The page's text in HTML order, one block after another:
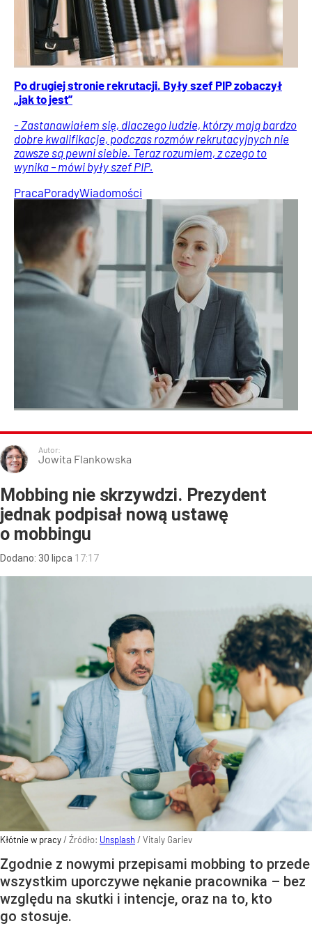
Po drugiej stronie rekrutacji. Były szef PIP zobaczył
„jak to jest”
- Zastanawiałem się, dlaczego ludzie, którzy mają bardzo
dobre kwalifikacje, podczas rozmów rekrutacyjnych nie
zawsze są pewni siebie. Teraz rozumiem, z czego to
wynika – mówi były szef PIP.
PracaPoradyWiadomości
Autor:
Jowita Flankowska
Mobbing nie skrzywdzi. Prezydent
jednak podpisał nową ustawę
o mobbingu
Dodano: 30 lipca 17:17
Kłótnie w pracy/ Źródło: Unsplash / Vitaly Gariev
Zgodnie z nowymi przepisami mobbing to przede
wszystkim uporczywe nękanie pracownika – bez
względu na skutki i intencje, oraz na to, kto
go stosuje.